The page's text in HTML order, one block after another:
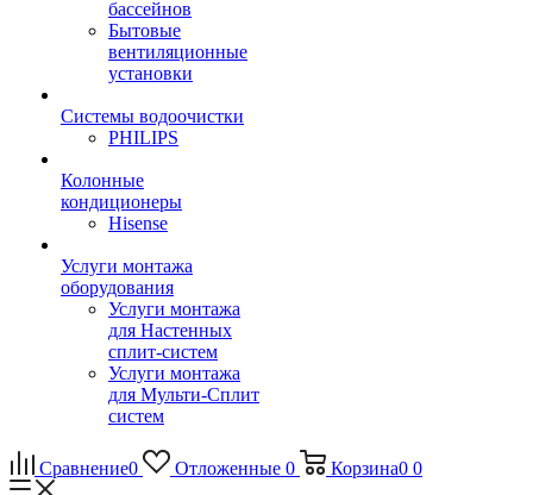
бассейнов
Бытовые
вентиляционные
установки
Системы водоочистки
PHILIPS
Колонные
кондиционеры
Hisense
Услуги монтажа
оборудования
Услуги монтажа
для Настенных
сплит-систем
Услуги монтажа
для Мульти-Сплит
систем
Сравнение0 Отложенные 0 Корзина0 0